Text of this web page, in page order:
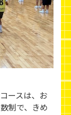
ースは、お
制で、きめ